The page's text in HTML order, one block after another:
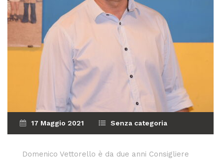
17 Maggio 2021 Senza categoria
Domenico Vettorello è da due anni Consigliere